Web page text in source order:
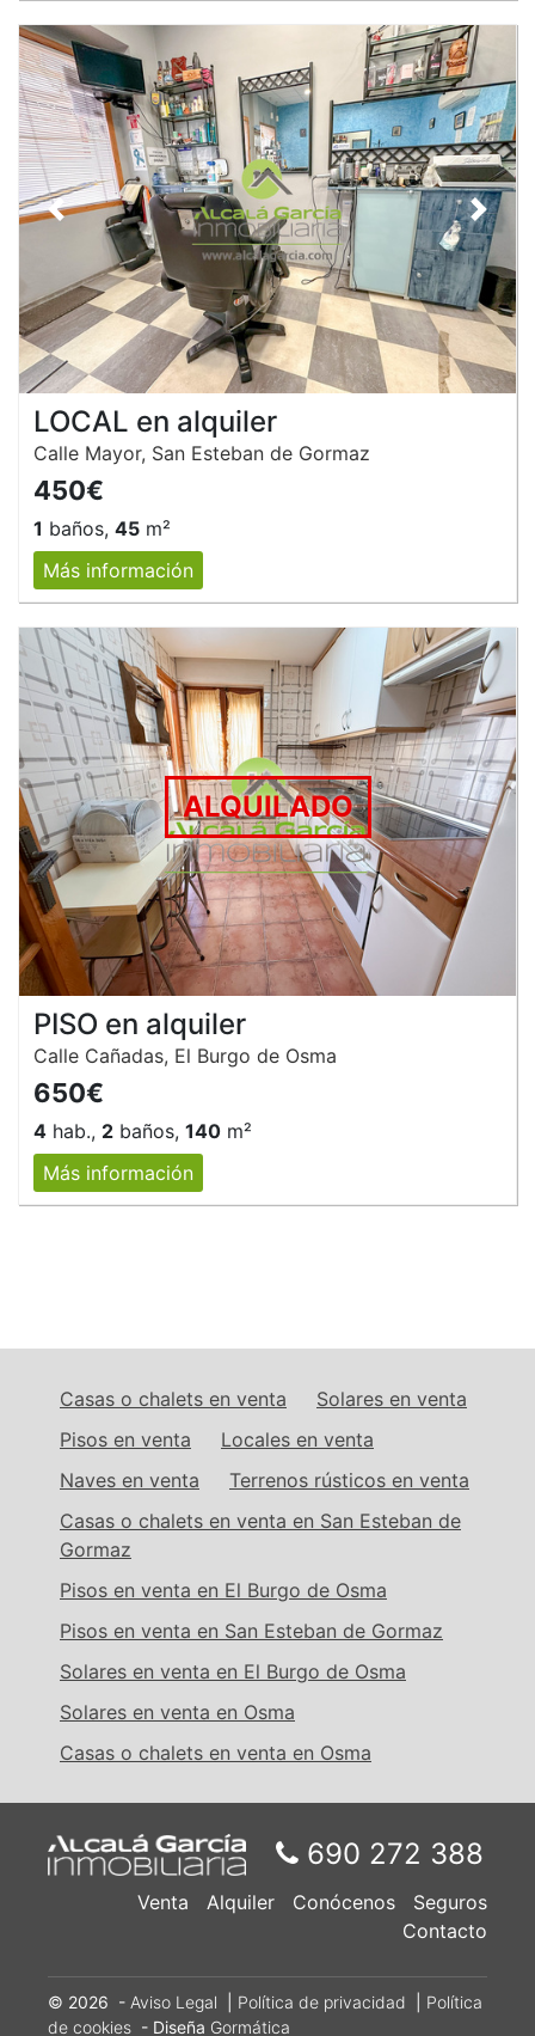
Anterior
LOCAL en alquiler
Calle Mayor, San Esteban de Gormaz
450€
1 baños, 45 m²
Más información
ALQUILADO
PISO en alquiler
Calle Cañadas, El Burgo de Osma
650€
4 hab., 2 baños, 140 m²
Más información
Casas o chalets en venta
Solares en venta
Pisos en venta
Locales en venta
Naves en venta
Terrenos rústicos en venta
Casas o chalets en venta en San Esteban de
Gormaz
Pisos en venta en El Burgo de Osma
Pisos en venta en San Esteban de Gormaz
Solares en venta en El Burgo de Osma
Solares en venta en Osma
Casas o chalets en venta en Osma
690 272 388
Venta Alquiler Conócenos
Seguros
Contacto
© 2026 - Aviso Legal Política de privacidad
Política
de cookies - Diseña Gormática